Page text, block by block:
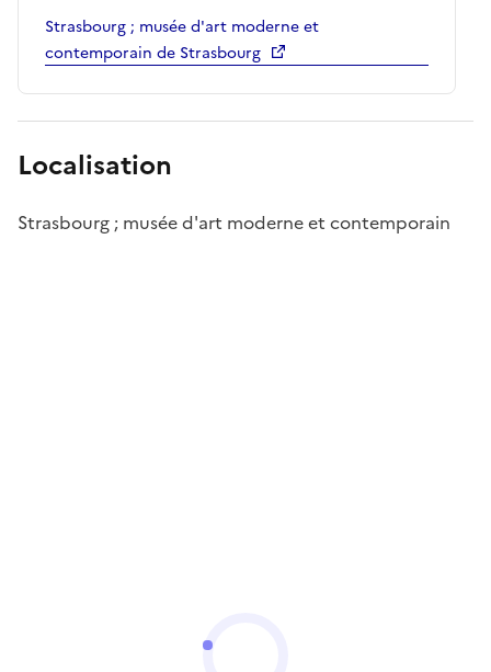
Strasbourg ; musée d'art moderne et
contemporain de Strasbourg
Localisation
Strasbourg ; musée d'art moderne et contemporain